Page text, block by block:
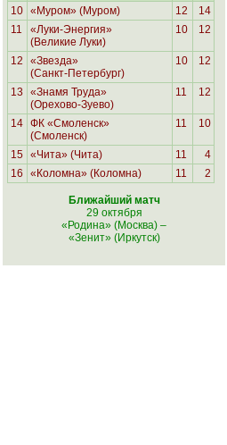
10 «Муром» (Муром) 12
14
11
«Луки-Энергия»
(Великие Луки)
10 12
12
«Звезда»
(Санкт-Петербург)
10 12
13
«Знамя Труда»
(Орехово-Зуево)
11 12
14 ФК «Смоленск»
(Смоленск)
11 10
15 «Чита» (Чита) 11
4
16
«Коломна» (Коломна) 11 2
Ближайший матч
29 октября
«Родина» (Москва) –
«Зенит» (Иркутск)